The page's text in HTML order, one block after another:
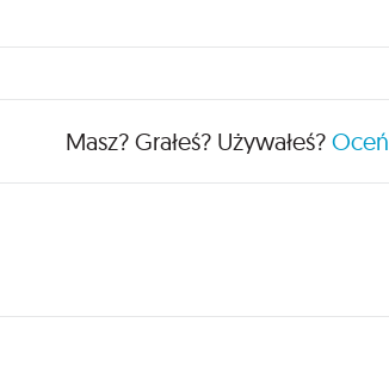
Masz? Grałeś? Używałeś? Oceń